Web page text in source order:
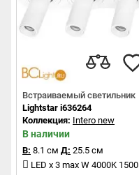
Встраиваемый светильник
Lightstar i636264
Коллекция: Intero new
В наличии
В: 8.1 см Д: 25.5 см
LED x 3 max W 4000K 1500Lm